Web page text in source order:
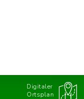
Digitaler
Ortsplan